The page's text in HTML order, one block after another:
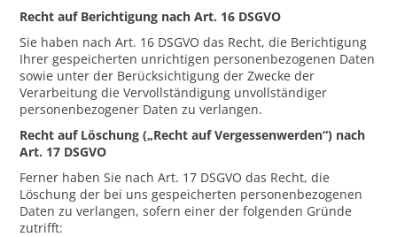
Recht auf Berichtigung nach Art. 16 DSGVO
Sie haben nach Art. 16 DSGVO das Recht, die Berichtigung
Ihrer gespeicherten unrichtigen personenbezogenen Daten
sowie unter der Berücksichtigung der Zwecke der
Verarbeitung die Vervollständigung unvollständiger
personenbezogener Daten zu verlangen.
Recht auf Löschung („Recht auf Vergessenwerden“) nach
Art. 17 DSGVO
Ferner haben Sie nach Art. 17 DSGVO das Recht, die
Löschung der bei uns gespeicherten personenbezogenen
Daten zu verlangen, sofern einer der folgenden Gründe
zutrifft: